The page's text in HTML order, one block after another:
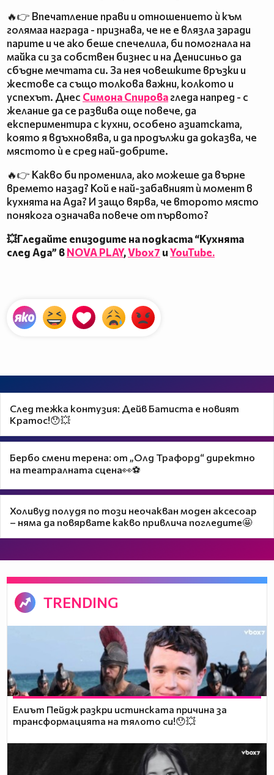
🔥👉 Впечатление прави и отношението ѝ към
голямаа награда - признава, че не е влязла заради
парите и че ако беше спечелила, би помогнала на
майка си за собствен бизнес и на Денисиньо да
сбъдне мечтата си. За нея човешките връзки и
жестове са също толкова важни, колкото и
успехът. Днес Симона Спировагледа напред - с
желание да се развива още повече, да
експериментира с кухни, особено азиатската,
която я вдъхновява, и да продължи да доказва, че
мястото ѝ е сред най-добрите.
🔥👉 Какво би променила, ако можеше да върне
времето назад? Кой е най-забавният ѝ момент в
кухнята на Ада? И защо вярва, че второто място
понякога означава повече от първото?
💥Гледайте епизодите на подкаста “Кухнята
след Ада” вNOVA PLAY,Vbox7 иYouTube.
След тежка контузия: Дейв Батиста е новият
Кратос!😯💥
Бербо смени терена: от „Олд Трафорд“ директно
на театралната сцена👀⚽
Холивуд полудя по този неочакван моден аксесоар
– няма да повярвате какво привлича погледите🤩
TRENDING
Елиът Пейдж разкри истинската причина за
трансформацията на тялото си!😯💥